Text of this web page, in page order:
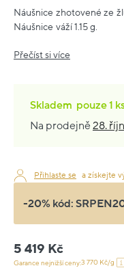
Náušnice zhotovené ze
Náušnice váží 1.15 g.
Přečíst si více
Skladem pouze1
Na prodejně28.
Přihlaste se a získejte
-20% kód:
5 419 Kč
Garance nejnižší ceny:3 770 Kč/g